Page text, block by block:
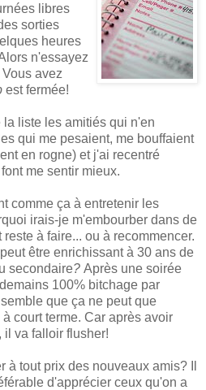
libres
sorties
heures
n'essayez
avez
est fermée!
liste les amitiés qui n'en
qui me pesaient, me bouffaient
en rogne) et j'ai recentré
me sentir mieux.
comme ça à entretenir les
irais-je m'embourber dans de
à faire... ou à recommencer.
être enrichissant à 30 ans de
secondaire? Après une soirée
100% bitchage par
que ça ne peut que
court terme. Car après avoir
il va falloir flusher!
tout prix des nouveaux amis? Il
d'apprécier ceux qu'on a